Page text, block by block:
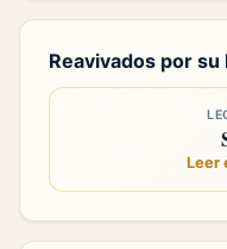
Reavivados por su
Leer